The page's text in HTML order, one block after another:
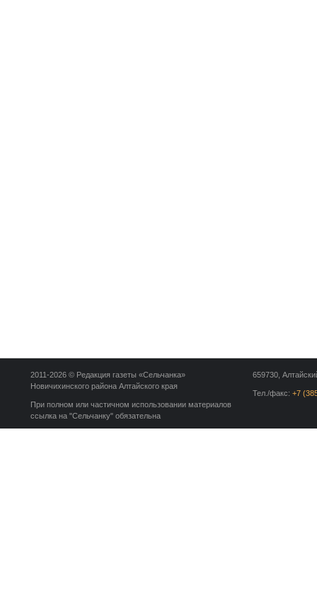
659730,
Тел./факс: +7
2011-2026 © Редакция газеты «Сельчанка»
Новичихинского района Алтайского края
При полном или частичном использовании материалов
ссылка на "Сельчанку" обязательна